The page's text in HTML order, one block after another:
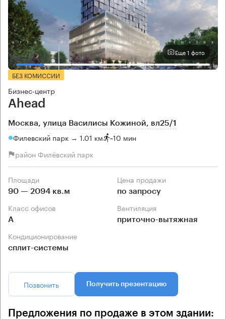
Еще 1 фото
БЕЗ КОМИССИИ
Бизнес-центр
Ahead
Москва, улица Василисы Кожиной, вл25/1
Филевский парк → 1.01 км ~10 мин
район Филёвский парк
Площади
90 — 2094 кв.м
Цена продажи
по запросу
Класс офисов
А
Вентиляция
приточно-вытяжная
Кондиционирование
сплит-системы
Позвонить Получить презентацию
Предложения по продаже в этом здании: